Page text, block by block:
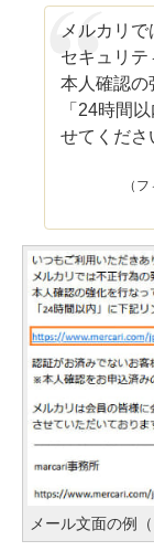
メルカリ
セキュリテ
本人確認の
「24時間
せてくださ
（
メール文面の例